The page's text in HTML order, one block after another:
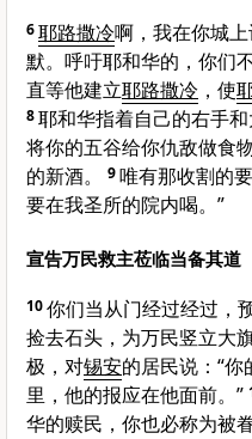
6耶路撒冷啊，我在你城
默。呼吁耶和华的，你们
直等他建立耶路撒冷 ，使
8耶和华指着自己的右手
将你的五谷给你仇敌做食
的新酒。
9唯有那收割的
要在我圣所的院内喝。”
宣告万民救主莅临当备其道
10你们当从门经过经过，
捡去石头，为万民竖立大旗
极，对锡安的居民说：“
里，他的报应在他面前。”
华的赎民，你也必称为被